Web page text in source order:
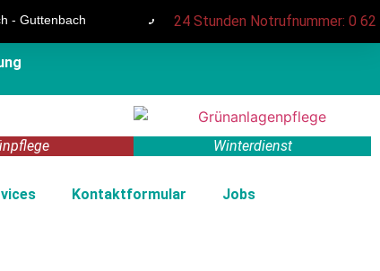
- Guttenbach 24 Stunden Notrufnummer: 0
Winterdienst
Kontaktformular Jobs